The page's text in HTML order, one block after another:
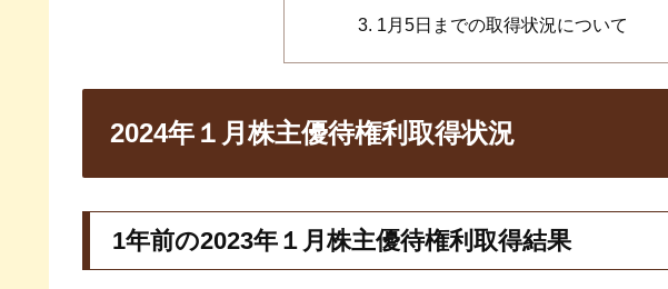
1月5日までの取得状況について
2024年１月株主優待権利取得状況
1年前の2023年１月株主優待権利取得結果